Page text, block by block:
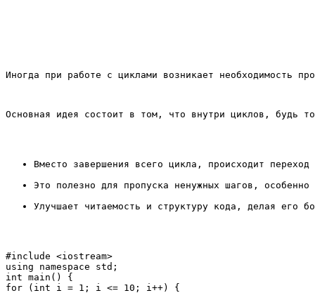
Иногда при работе с циклами возникает необходимость
Основная идея состоит в том, что внутри циклов, будь
Вместо завершения всего цикла, происходит
Это полезно для пропуска ненужных шагов,
Улучшает читаемость и структуру кода, делая его
#include <iostream>
using namespace std;
int main() {
for (int i = 1; i <= 10; i++) {